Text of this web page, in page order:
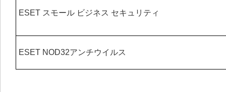
ESET スモール ビジネス セキュリティ
ESET NOD32アンチウイルス